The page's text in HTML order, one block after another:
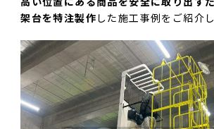
架台を特注製作 した施工事例をご紹介し